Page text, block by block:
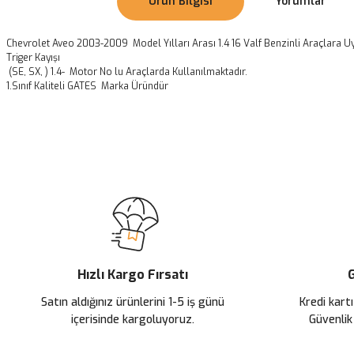
Chevrolet Aveo 2003-2009 Model Yılları Arası 1.4 16 Valf Benzinli Araçlara
Triger Kayışı
(SE, SX, ) 1.4- Motor No lu Araçlarda Kullanılmaktadır.
1.Sınıf Kaliteli GATES Marka Üründür
Ürün açıklamasında eksik bilgiler bulunuyor.
Ürün bilgilerinde hatalar bulunuyor.
Ürün fiyatı diğer sitelerden daha pahalı.
Bu ürüne benzer farklı alternatifler olmalı.
Hızlı Kargo Fırsatı
Satın aldığınız ürünlerini 1-5 iş günü
içerisinde kargoluyoruz.
Kredi